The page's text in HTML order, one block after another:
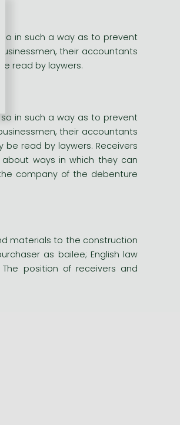
in such a way as to prevent
their accountants
read by laywers.
in such a way as to prevent
their accountants
read by laywers. Receivers
ways in which they can
company of the debenture
materials to the construction
as bailee; English law
position of receivers and